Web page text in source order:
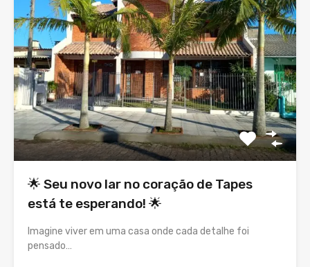
🌟 Seu novo lar no coração de Tapes
está te esperando! 🌟
Imagine viver em uma casa onde cada detalhe foi
pensado…